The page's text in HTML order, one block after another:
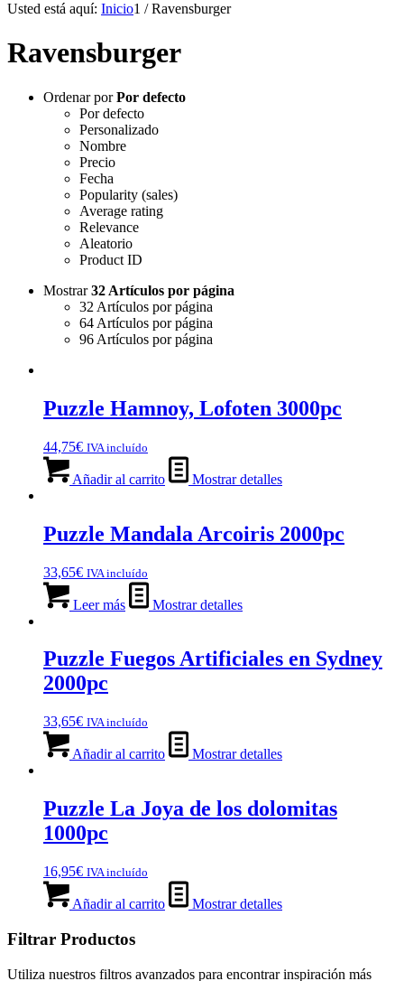
Usted está aquí: Inicio1 / Ravensburger
Ravensburger
Ordenar porPor defecto
Por defecto
Personalizado
Nombre
Precio
Fecha
Popularity (sales)
Average rating
Relevance
Aleatorio
Product ID
Mostrar32 Artículos por página
32 Artículos por página
64 Artículos por página
96 Artículos por página
Puzzle Hamnoy, Lofoten 3000pc
44,75€ IVA incluído
Añadir al carrito Mostrar detalles
Puzzle Mandala Arcoiris 2000pc
33,65€ IVA incluído
Leer más Mostrar detalles
Puzzle Fuegos Artificiales en Sydney
2000pc
33,65€ IVA incluído
Añadir al carrito Mostrar detalles
Puzzle La Joya de los dolomitas
1000pc
16,95€ IVA incluído
Añadir al carrito Mostrar detalles
Filtrar Productos
Utiliza nuestros filtros avanzados para encontrar inspiración más